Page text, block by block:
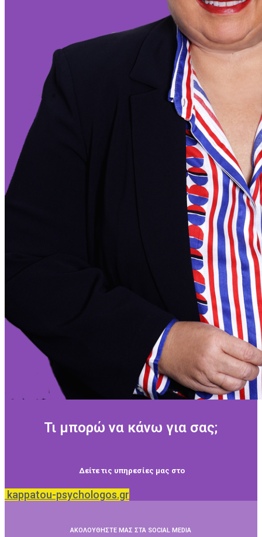
Τι μπορώ να κάνω για σας;
Δείτε τις υπηρεσίες μας στο
kappatou-psychologos.gr
ΑΚΟΛΟΥΘΗΣΤΕ ΜΑΣ ΣΤΑ SOCIAL MEDIA